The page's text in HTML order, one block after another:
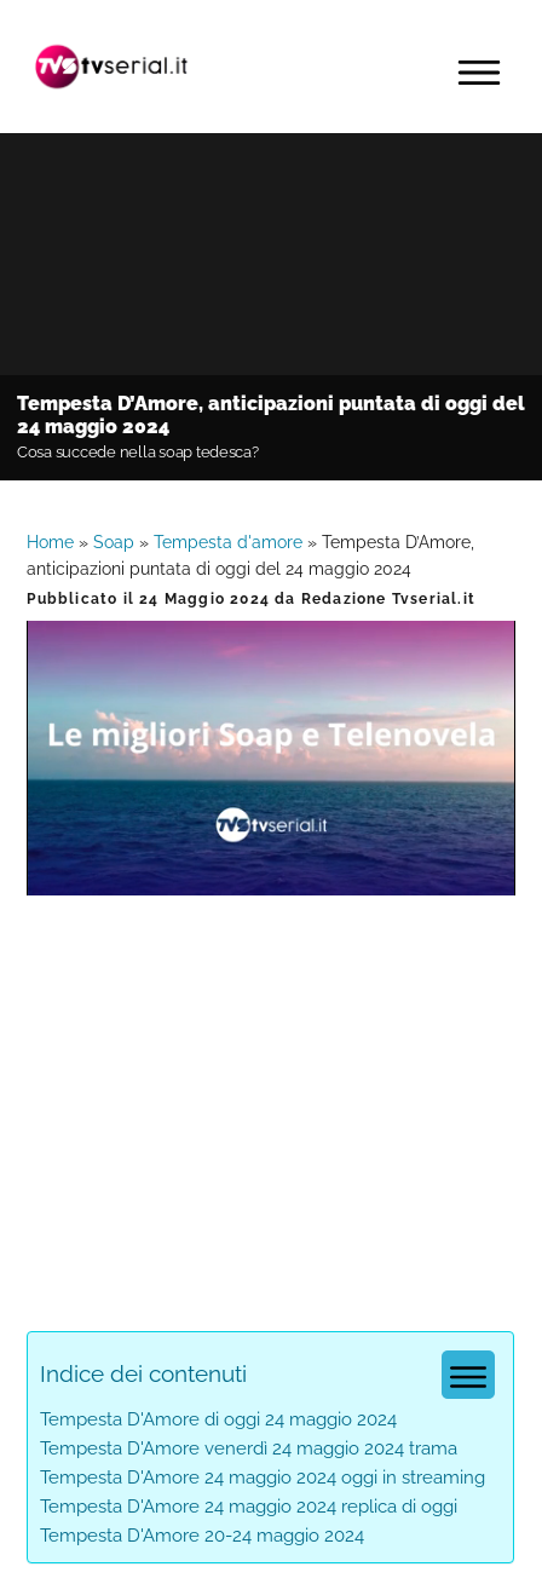
navigazione
contenuto
barra
primaria
MENU
Tempesta D’Amore, anticipazioni puntata di oggi del
24 maggio 2024
Cosa succede nella soap tedesca?
Home »Soap »Tempesta d'amore »Tempesta D’Amore,
anticipazioni puntata di oggi del 24 maggio 2024
Pubblicato il24 Maggio 2024 da Redazione Tvserial.it
0%
0%
Indice dei contenuti
Tempesta D'Amore di oggi 24 maggio 2024
Tempesta D'Amore venerdì 24 maggio 2024 trama
Tempesta D'Amore 24 maggio 2024 oggi in streaming
Tempesta D'Amore 24 maggio 2024 replica di oggi
Tempesta D'Amore 20-24 maggio 2024